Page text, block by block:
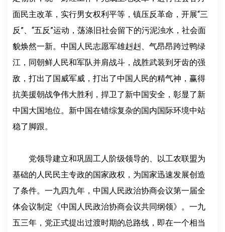
面民主改革，实行男女权利平等，镇压反革命，开展“三
反”、“五反”运动，荡涤旧社会留下的污泥浊水，社会面
貌焕然一新。中国人民志愿军雄赳赳、气昂昂跨过鸭绿
江，同朝鲜人民和军队并肩战斗，战胜武装到牙齿的强
敌，打出了国威军威，打出了中国人民的精气神，赢得
抗美援朝战争伟大胜利，捍卫了新中国安全，彰显了新
中国大国地位。新中国在错综复杂的国内国际环境中站
稳了脚跟。
党领导建立和巩固工人阶级领导的、以工农联盟为
基础的人民民主专政的国家政权，为国家迅速发展创造
了条件。一九四九年，中国人民政治协商会议第一届全
体会议制定《中国人民政治协商会议共同纲领》。一九
五三年，党正式提出过渡时期的总路线，即在一个相当